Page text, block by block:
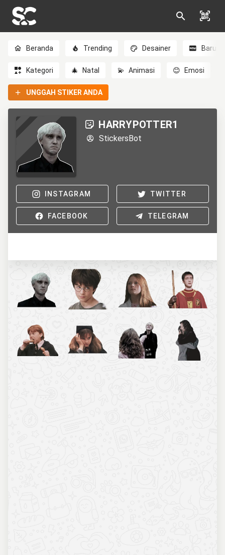
Beranda Trending Desainer Baru
Kategori 🎄 Natal 💫 Animasi 😊 Emosi
UNGGAH STIKER ANDA
HARRYPOTTER1
StickersBot
INSTAGRAM TWITTER
FACEBOOK TELEGRAM